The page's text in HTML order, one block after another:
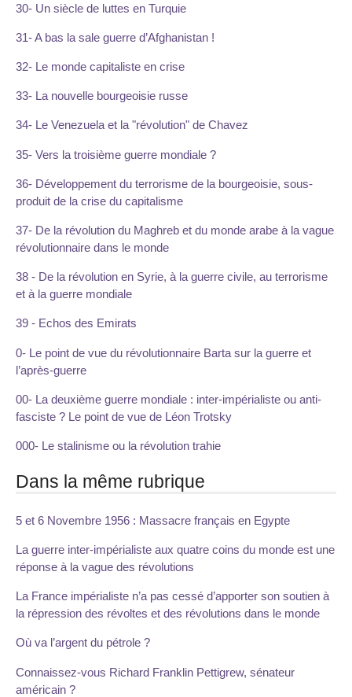
30- Un siècle de luttes en Turquie
31- A bas la sale guerre d’Afghanistan !
32- Le monde capitaliste en crise
33- La nouvelle bourgeoisie russe
34- Le Venezuela et la "révolution" de Chavez
35- Vers la troisième guerre mondiale ?
36- Développement du terrorisme de la bourgeoisie, sous-
produit de la crise du capitalisme
37- De la révolution du Maghreb et du monde arabe à la vague
révolutionnaire dans le monde
38 - De la révolution en Syrie, à la guerre civile, au terrorisme
et à la guerre mondiale
39 - Echos des Emirats
0- Le point de vue du révolutionnaire Barta sur la guerre et
l’après-guerre
00- La deuxième guerre mondiale : inter-impérialiste ou anti-
fasciste ? Le point de vue de Léon Trotsky
000- Le stalinisme ou la révolution trahie
Dans la même rubrique
5 et 6 Novembre 1956 : Massacre français en Egypte
La guerre inter-impérialiste aux quatre coins du monde est une
réponse à la vague des révolutions
La France impérialiste n’a pas cessé d’apporter son soutien à
la répression des révoltes et des révolutions dans le monde
Où va l’argent du pétrole ?
Connaissez-vous Richard Franklin Pettigrew, sénateur
américain ?